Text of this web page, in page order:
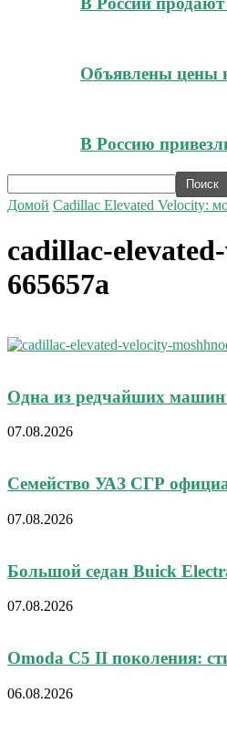
Объявлены цены
В Россию
Домой Cadillac Elevated Velocity:
cadillac-
665657a
Одна из редчайших машин
07.08.2026
Семейство УАЗ СГР
07.08.2026
Большой седан Buick
07.08.2026
Omoda C5 II поколения:
06.08.2026